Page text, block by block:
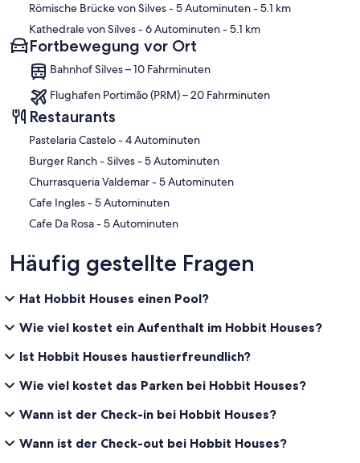
Römische Brücke von Silves- 5 Autominuten- 5.1 km
Kathedrale von Silves- 6 Autominuten- 5.1 km
Fortbewegung vor Ort
Bahnhof Silves – 10 Fahrminuten
Flughafen Portimão (PRM) – 20 Fahrminuten
Restaurants
‪Pastelaria Castelo - ‬4 Autominuten
‪Burger Ranch - Silves - ‬5 Autominuten
‪Churrasqueria Valdemar - ‬5 Autominuten
‪Cafe Ingles - ‬5 Autominuten
‪Cafe Da Rosa - ‬5 Autominuten
Häufig gestellte Fragen
Hat Hobbit Houses einen Pool?
Wie viel kostet ein Aufenthalt im Hobbit Houses?
Ist Hobbit Houses haustierfreundlich?
Wie viel kostet das Parken bei Hobbit Houses?
Wann ist der Check-in bei Hobbit Houses?
Wann ist der Check-out bei Hobbit Houses?